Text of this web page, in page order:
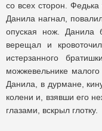
со всех сторон.
Данила нагнал,
опуская нож. Данила
верещал и
истерзанного
можжевельнике
Данила, в дурмане,
колени и, взявши его
глазами, вскрыл глотку.